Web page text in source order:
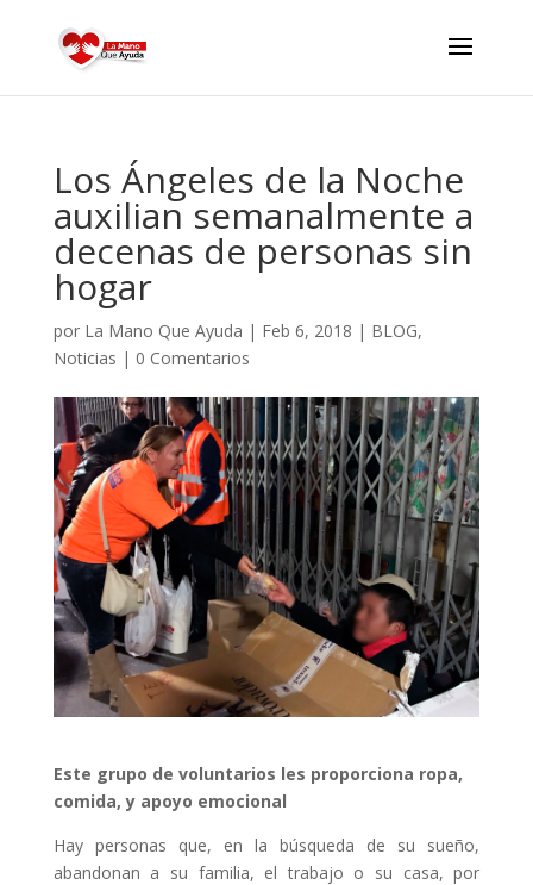
Los Ángeles de la Noche
auxilian semanalmente a
decenas de personas sin
hogar
por La Mano Que Ayuda | Feb 6, 2018 | BLOG,
Noticias | 0 Comentarios
Este grupo de voluntarios les proporciona ropa,
comida, y apoyo emocional
Hay personas que, en la búsqueda de su sueño,
abandonan a su familia, el trabajo o su casa, por